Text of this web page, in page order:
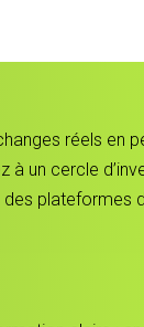
réels en
à un cercle
des plateformes